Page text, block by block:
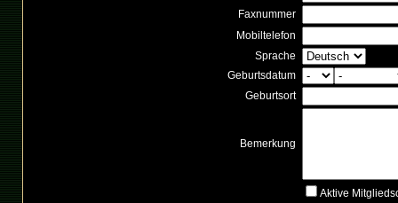
Faxnummer
Mobiltelefon
Sprache
Geburtsdatum
Geburtsort
Bemerkung
Aktive